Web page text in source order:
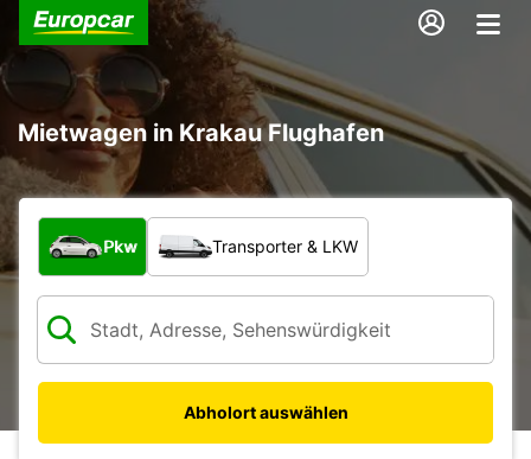
Mietwagen in Krakau Flughafen
Welche Art von Fahrzeug?
Pkw Transporter & LKW
Abholort auswählen